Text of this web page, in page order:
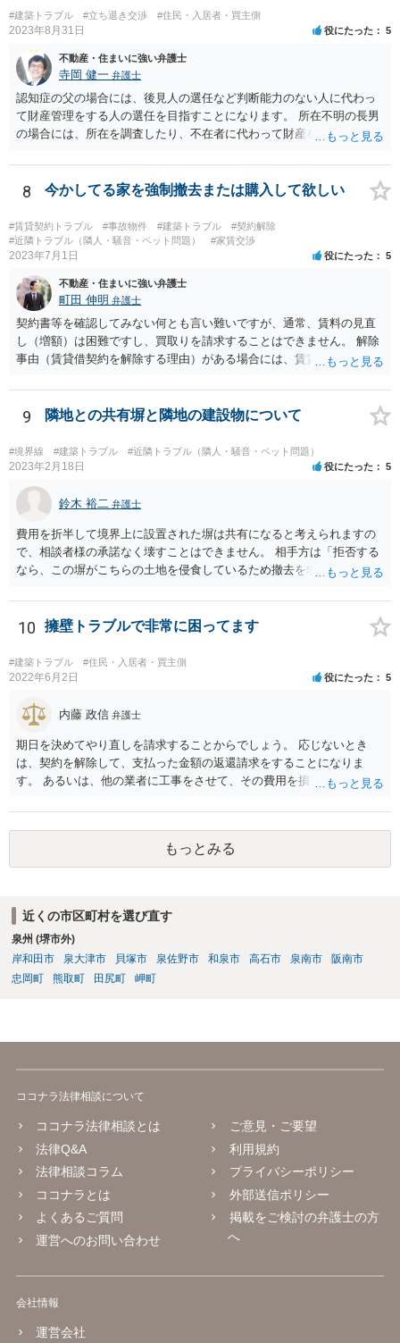
#建築トラブル #立ち退き交渉 #住民・入居者・買主側
2023年8月31日 役にたった 5
不動産・住まいに強い弁護士
寺岡 健一 弁護士
認知症の父の場合には、後見人の選任など判断能力のない人に代わっ
て財産管理をする人の選任を目指すことになります。 所在不明の長男
の場合には、所在を調査したり、不在者に代わって財産を管理する人
8 今かしてる家を強制撤去または購入して欲しい
#賃貸契約トラブル #事故物件 #建築トラブル
#契約解除
#近隣トラブル（隣人・騒音・ペット問題）
#家賃交渉
2023年7月1日 役にたった 5
不動産・住まいに強い弁護士
町田 伸明 弁護士
契約書等を確認してみない何とも言い難いですが、通常、賃料の見直
し（増額）は困難ですし、買取りを請求することはできません。 解除
事由（賃貸借契約を解除する理由）がある場合には、賃貸借契約を解
めることができる状況であれば、事実上、賃料の見直し（増額）や買
取りの交渉をすることもあり得るでしょう。 反対に、明け渡しを求め
ることが難しいのであれば、賃料の見直し（増額）や買取りの交渉も
困難とならざるを得ないでしょう。 いずれにしても、（強制的な）明
け渡しなどの請求もお考えなのであれば、現況や契約書等の確認が不
可欠ですから、資料等一式を持参して弁護士にご相談された方がよい
かと思います。
9 隣地との共有塀と隣地の建設物について
#境界線 #建築トラブル #近隣トラブル（隣人・騒音・ペット問題）
2023年2月18日 役にたった 5
鈴木 裕二 弁護士
費用を折半して境界上に設置された塀は共有になると考えられますの
で、相談者様の承諾なく壊すことはできません。 相手方は「拒否する
なら、この塀がこちらの土地を侵食しているため撤去を求める手続き
ているわけですから、相談者様の同意なく塀の撤去を求めることは法
的には難しいように思われます。 また、「隣地（相談者様）の許可」
というのが何の許可を示しているのか判然としませんが、一般に、高
層建築物の建築確認を得る際は、近隣住民と協議してその建築に関し
同意を得るよう行政指導が行われておりますので、（推測になってし
たのかもしれません。 近隣住民の同意は必須の要件ではないため、直
ちに建築確認自体が取り消されるわけではございませんが、虚偽の申
請を行ったことについて申請者の責任を追及する余地はあろうかと存
じます。 お話をお聞きする限り、相手方のやり口は非常に強引かつ高
圧的で、相談者様が恐怖を感じるのは無理もないことかと思います。
取った」ということについて説明を求める旨を記載した通知書を送り
士に任せることができ、相手方と話さなければならないという精神的
なご負担をなくすこともできます。 相手方に恐怖を感じ、ご自身で話
し合いを行うことができそうにないようでしたら、一度弁護士に依頼
することをご検討いただくのがよろしいかもしれません。 ご参考にな
れば幸いです。
10 擁壁トラブルで非常に困ってます
#建築トラブル #住民・入居者・買主側
2022年6月2日 役にたった 5
内藤 政信 弁護士
期日を決めてやり直しを請求することからでしょう。 応じないとき
は、契約を解除して、支払った金額の返還請求をすることになりま
す。 あるいは、他の業者に工事をさせて、その費用を損害として請求
もっとみる
近くの市区町村を選び直す
泉州 (堺市外)
岸和田市
泉大津市 貝塚市 泉佐野市 和泉市 高石市 泉南市
阪南市
忠岡町
熊取町 田尻町 岬町
ココナラ法律相談について
ココナラ法律相談とは
法律Q&A
法律相談コラム
ココナラとは
よくあるご質問
運営へのお問い合わせ
ご意見・ご要望
利用規約
プライバシーポリシー
外部送信ポリシー
掲載をご検討の弁護士の方
へ
会社情報
運営会社